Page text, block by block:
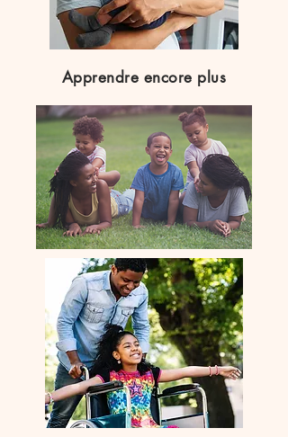
Apprendre encore plus